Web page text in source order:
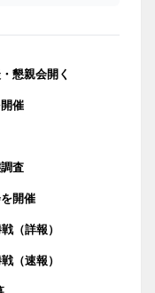
懇親会開く
催
査
開催
（詳報）
（速報）